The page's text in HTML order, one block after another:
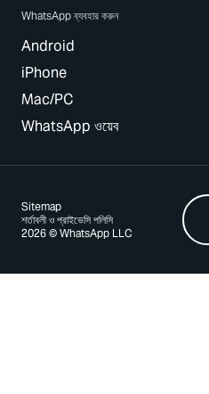
WhatsApp ব্যবহার করুন
Android
iPhone
Mac/PC
WhatsApp ওয়েব
2026 © WhatsApp LLC
শর্তাবলী ও প্রাইভেসি পলিসি
Sitemap